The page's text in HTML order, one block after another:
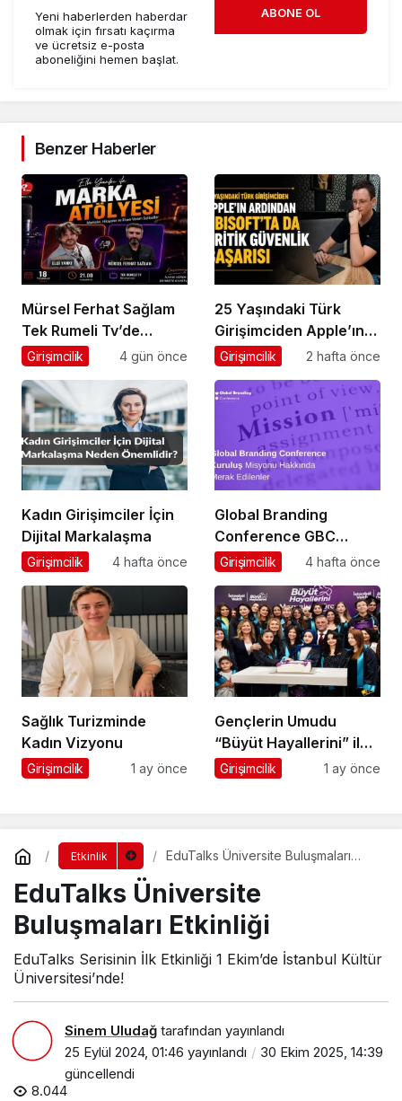
Yeni haberlerden haberdar
olmak için fırsatı kaçırma
ve ücretsiz e-posta
aboneliğini hemen başlat.
ABONE OL
Benzer Haberler
Mürsel Ferhat Sağlam
Tek Rumeli Tv’de
Marka Atölyesi
Oldu
Girişimcilik 4 gün önce
25 Yaşındaki Türk
Girişimciden Apple’ın
Ardından Ubisoft
Girişimcilik 2 hafta önce
Kadın Girişimciler İçin
Dijital Markalaşma
Girişimcilik 4 hafta önce
Global Branding
Conference GBC
Misyonu Hakkında
Girişimcilik 4 hafta önce
Sağlık Turizminde
Kadın Vizyonu
Girişimcilik 1 ay önce
Gençlerin Umudu
“Büyüt Hayallerini” ile
267 Genç Daha
Girişimcilik 1 ay önce
Etkinlik
EduTalks Üniversite Buluşmaları
EduTalks Üniversite
Buluşmaları Etkinliği
EduTalks Serisinin İlk Etkinliği 1 Ekim’de İstanbul Kültür
Üniversitesi’nde!
Sinem Uludağ tarafından yayınlandı
25 Eylül 2024, 01:46 yayınlandı
30 Ekim 2025, 14:39
güncellendi
8.044